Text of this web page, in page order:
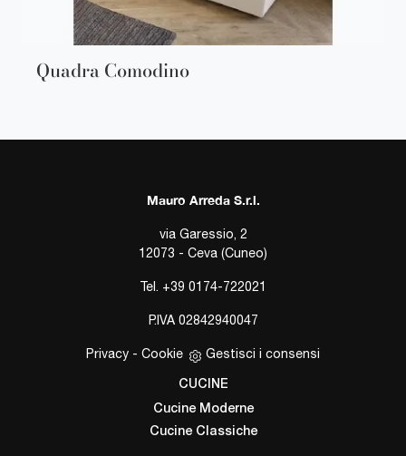
Quadra Comodino
Mauro Arreda S.r.l.
via Garessio, 2
12073 - Ceva (Cuneo)
Tel. +39 0174-722021
P.IVA 02842940047
Privacy - Cookie Gestisci i consensi
CUCINE
Cucine Moderne
Cucine Classiche